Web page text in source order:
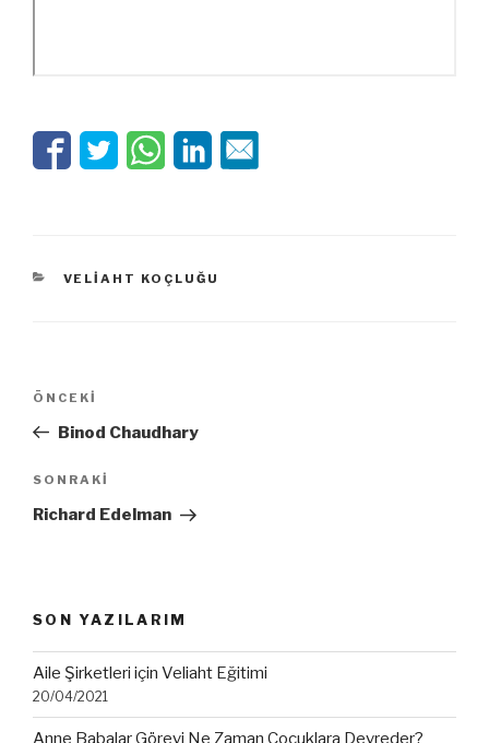
KATEGORILER
VELIAHT KOÇLUĞU
Yazı
Önceki
Yazı
ÖNCEKI
Binod Chaudhary
Sonraki
Yazı
SONRAKI
Richard Edelman
SON YAZILARIM
Aile Şirketleri için Veliaht Eğitimi
20/04/2021
Anne Babalar Görevi Ne Zaman Çocuklara Devreder?